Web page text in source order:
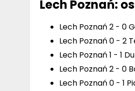
Lech Poznań:
Lech Poznań 2 - 0
Lech Poznań 0 - 2
Lech Poznań 1 - 1
Lech Poznań 2 - 0
Lech Poznań 0 - 1